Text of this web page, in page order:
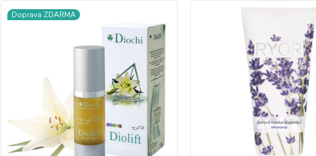
Doprava ZDARMA